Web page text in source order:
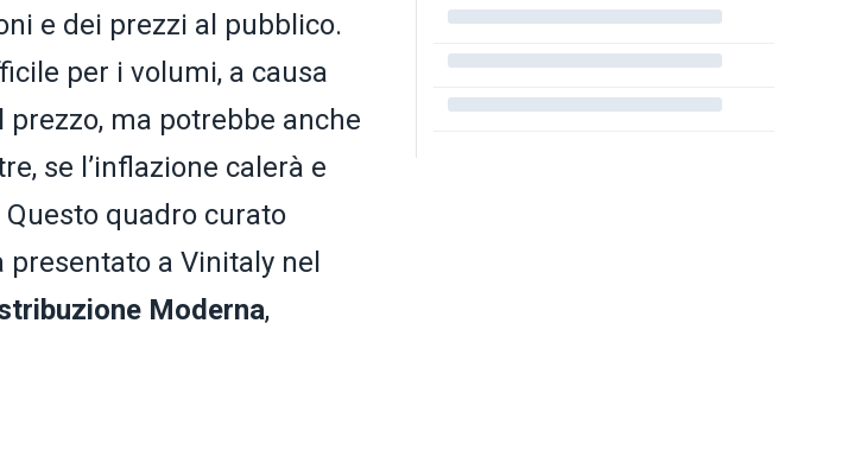
e dei prezzi al pubblico.
per i volumi, a causa
ma potrebbe anche
se l’inflazione calerà e
quadro curato
presentato a Vinitaly nel
Moderna,